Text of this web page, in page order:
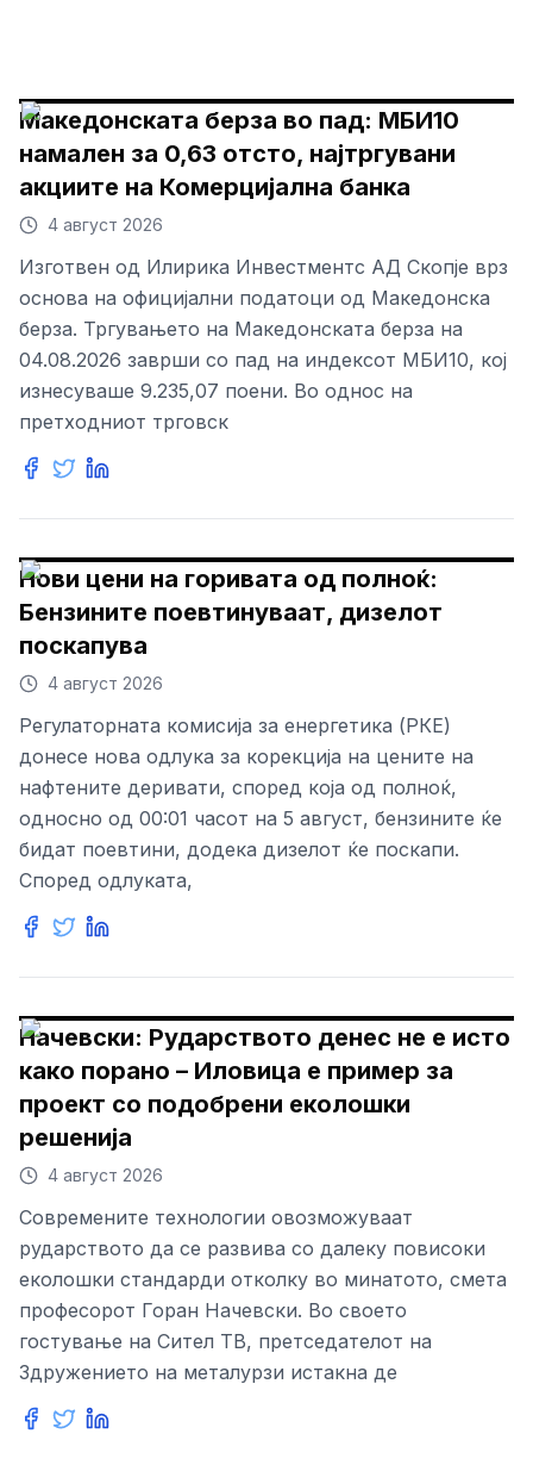
Македонската берза во пад: МБИ10
намален за 0,63 отсто, најтргувани
акциите на Комерцијална банка
4 август 2026
Изготвен од Илирика Инвестментс АД Скопје врз
основа на официјални податоци од Македонска
берза. Тргувањето на Македонската берза на
04.08.2026 заврши со пад на индексот МБИ10, кој
изнесуваше 9.235,07 поени. Во однос на
претходниот трговск
Нови цени на горивата од полноќ:
Бензините поевтинуваат, дизелот
поскапува
4 август 2026
Регулаторната комисија за енергетика (РКЕ)
донесе нова одлука за корекција на цените на
нафтените деривати, според која од полноќ,
односно од 00:01 часот на 5 август, бензините ќе
бидат поевтини, додека дизелот ќе поскапи.
Според одлуката,
Начевски: Рударството денес не е исто
како порано – Иловица е пример за
проект со подобрени еколошки
решенија
4 август 2026
Современите технологии овозможуваат
рударството да се развива со далеку повисоки
еколошки стандарди отколку во минатото, смета
професорот Горан Начевски. Во своето
гостување на Сител ТВ, претседателот на
Здружението на металурзи истакна де